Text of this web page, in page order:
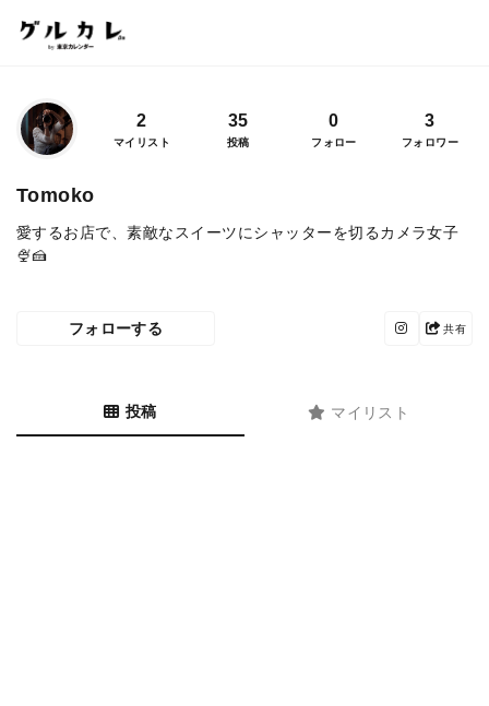
2
マイリスト
35
投稿
0
フォロー
3
フォロワー
Tomoko
愛するお店で、素敵なスイーツにシャッターを切るカメラ女子
🍨🍰
フォローする 共有
投稿 マイリスト